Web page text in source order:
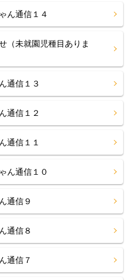
ん通信１４
（未就園児種目ありま
通信１３
通信１２
通信１１
ん通信１０
通信９
通信８
通信７